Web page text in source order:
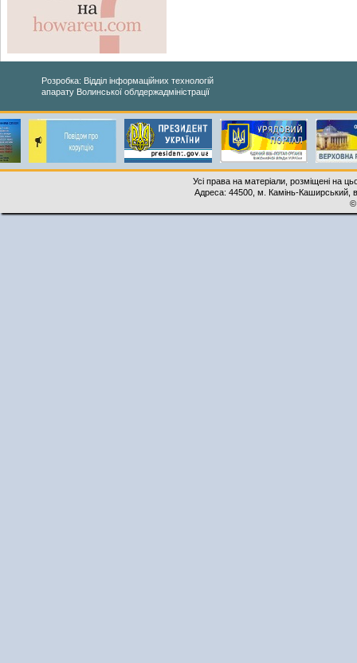
Розробка: Відділ інформаційних технологій
апарату Волинської облдержадміністрації
Усі права на матеріали, розміщені на
Адреса: 44500, м. Камінь-Каширський,
©